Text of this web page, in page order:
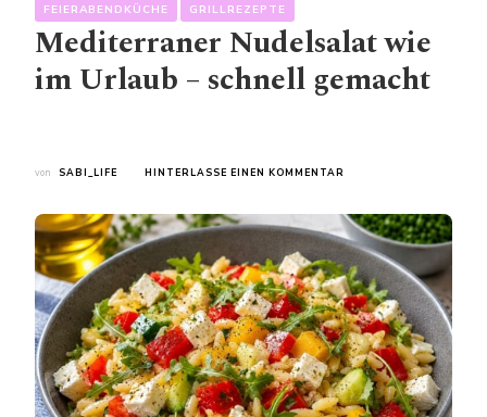
FEIERABENDKÜCHE GRILLREZEPTE
Mediterraner Nudelsalat wie
im Urlaub – schnell gemacht
von SABI_LIFE HINTERLASSE EINEN KOMMENTAR
WIE
IM
URLAUB
–
SCHNELL
GEMACHT